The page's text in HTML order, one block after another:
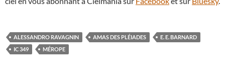
ALESSANDRO RAVAGNIN AMAS DES PLÉIADES
E. E. BARNARD
IC 349
MÉROPE